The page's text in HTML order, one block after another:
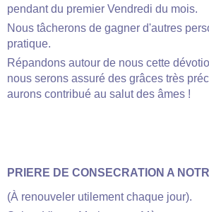
pendant du premier Vendredi du mois.
Nous tâcherons de gagner d'autres
pratique.
Répandons autour de nous cette
nous serons assuré des grâces très
aurons contribué au salut des âmes !
PRIERE DE CONSECRATION A
(À renouveler utilement chaque jour).